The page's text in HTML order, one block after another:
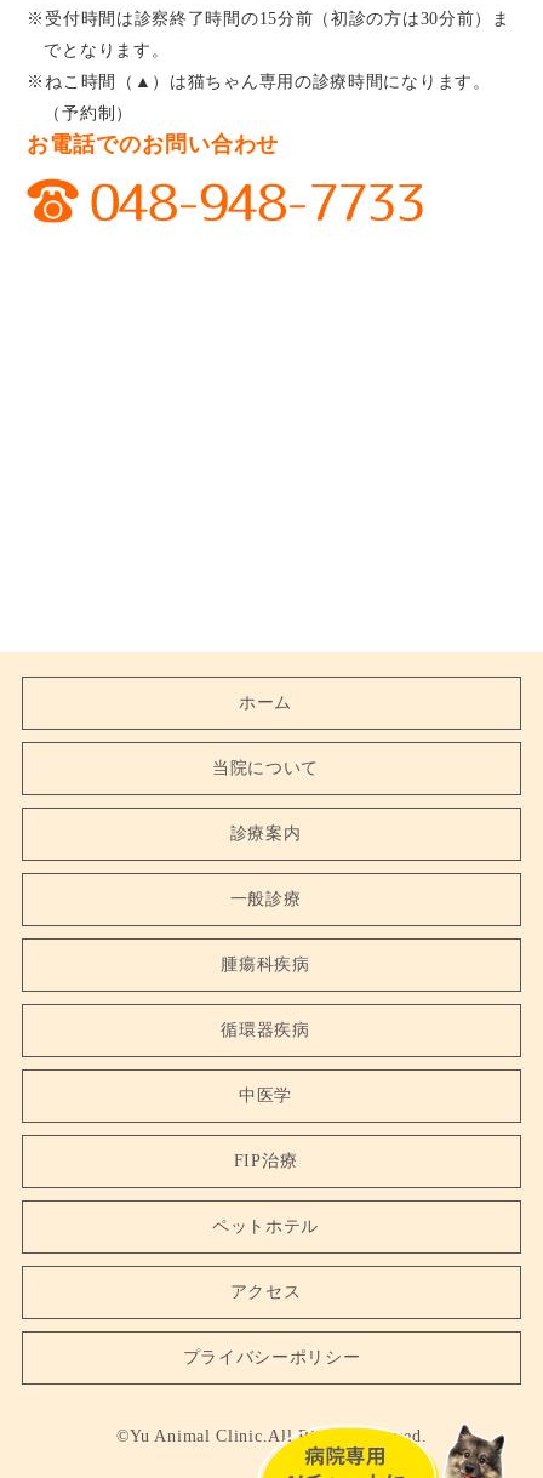
※受付時間は診察終了時間の15分前（初診の方は30分前）ま
でとなります。
※ねこ時間（▲）は猫ちゃん専用の診療時間になります。
（予約制）
お電話でのお問い合わせ
ホーム
当院について
診療案内
一般診療
腫瘍科疾病
循環器疾病
中医学
FIP治療
ペットホテル
アクセス
プライバシーポリシー
©Yu Animal Clinic.All Rights Reserved.